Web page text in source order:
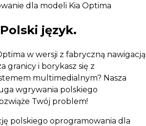
dla modeli Kia Optima
język.
w wersji z fabryczną nawigacją
granicy i borykasz się z
multimedialnym? Nasza
wgrywania polskiego
Twój problem!
polskiego oprogramowania dla